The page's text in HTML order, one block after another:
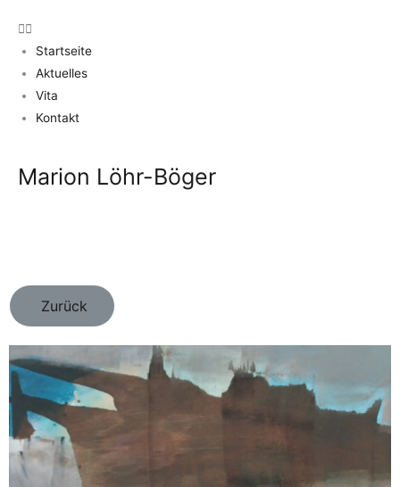
Startseite
Aktuelles
Vita
Kontakt
Marion Löhr-Böger
Zurück